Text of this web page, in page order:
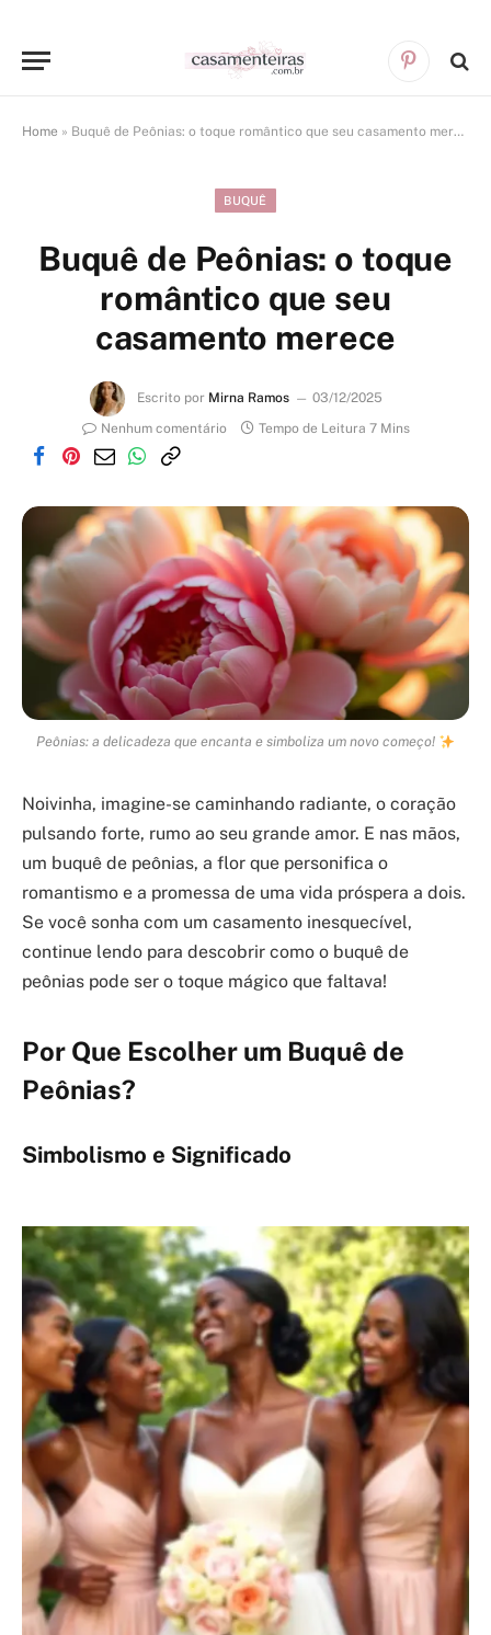
Pinterest
Home » Buquê de Peônias: o toque romântico que seu casamento merece
BUQUÊ
Buquê de Peônias: o toque
romântico que seu
casamento merece
Escrito por Mirna Ramos
03/12/2025
Nenhum comentário
Tempo de Leitura 7 Mins
Peônias: a delicadeza que encanta e simboliza um novo começo!
Noivinha, imagine-se caminhando radiante, o coração
pulsando forte, rumo ao seu grande amor. E nas mãos,
um buquê de peônias, a flor que personifica o
romantismo e a promessa de uma vida próspera a dois.
Se você sonha com um casamento inesquecível,
continue lendo para descobrir como o buquê de
peônias pode ser o toque mágico que faltava!
Por Que Escolher um Buquê de
Peônias?
Simbolismo e Significado